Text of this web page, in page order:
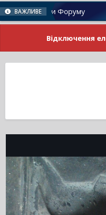
ВАЖЛИВЕ
Новини Форуму
Відключення